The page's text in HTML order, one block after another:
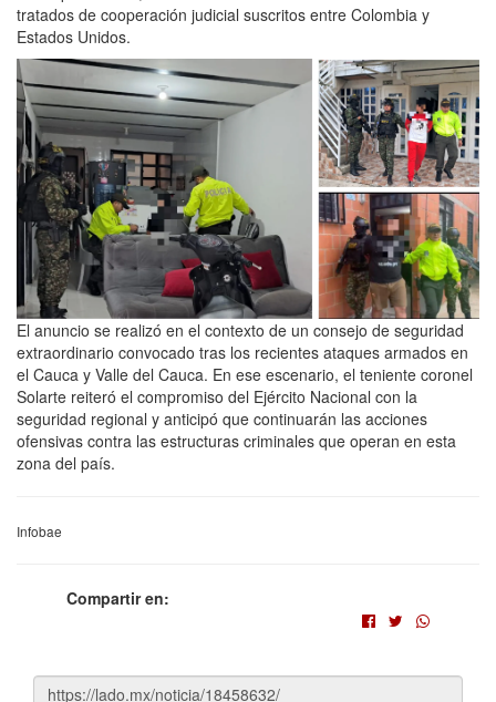
tratados de cooperación judicial suscritos entre Colombia y
Estados Unidos.
El anuncio se realizó en el contexto de un consejo de seguridad
extraordinario convocado tras los recientes ataques armados en
el Cauca y Valle del Cauca. En ese escenario, el teniente coronel
Solarte reiteró el compromiso del Ejército Nacional con la
seguridad regional y anticipó que continuarán las acciones
ofensivas contra las estructuras criminales que operan en esta
zona del país.
Infobae
Compartir en: